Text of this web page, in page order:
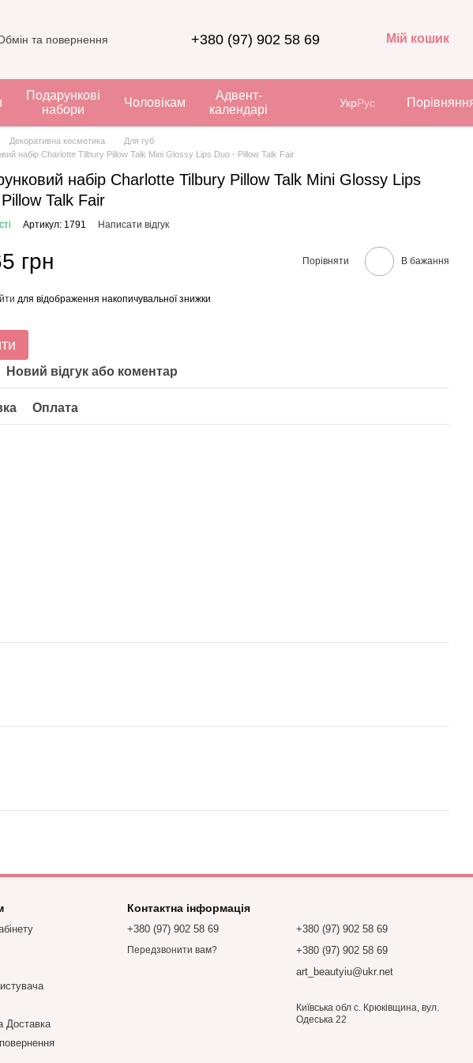
та повернення +380 (97) 902 58 69 Мій кошик
Подарункові
набори
Чоловікам
Адвент-
календарі
УкрРус
Декоративна косметика
Для губ
набір Charlotte Tilbury Pillow Talk Mini Glossy Lips Duo - Pillow Talk Fair
набір Charlotte Tilbury Pillow Talk Mini Glossy Lips
Talk Fair
Артикул: 1791 Написати відгук
грн Порівняти В бажання
для відображення накопичувальної знижки
Новий відгук або коментар
Оплата
Доставка
Контактна інформація
+380 (97) 902 58 69
Передзвонити вам?
+380 (97) 902 58 69
+380 (97) 902 58 69
art_beautyiu@ukr.net
Київська обл с. Крюківщина, вул.
Одеська 22